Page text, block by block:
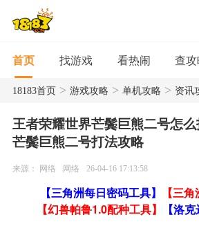
首页 找游戏 看热闹 查
18183首页> 游戏攻略 > 单机攻略 > 资讯
王者荣耀世界芒鬓巨熊二号怎
芒鬓巨熊二号打法攻略
来源： 网络 网络 26-04-16 17:13:58
【三角洲每日密码工具】
【三
【幻兽帕鲁1.0配种工具】
【洛